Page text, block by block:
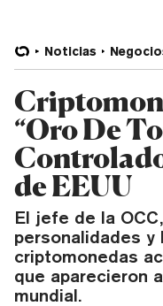
Noticias
“Oro De
de EEUU
El jefe de la
personalidades y
criptomonedas
que aparecieron
mundial.